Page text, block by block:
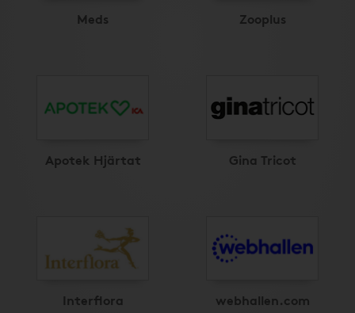
Meds Zooplus
Apotek Hjärtat Gina Tricot
Interflora webhallen.com